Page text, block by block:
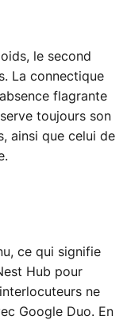
le second
La connectique
flagrante
toujours son
ainsi que celui de
ce qui signifie
Hub pour
ne
Google Duo. En